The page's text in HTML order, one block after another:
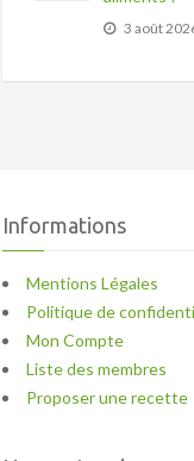
3 août
Informations
Mentions Légales
Politique de
Mon Compte
Liste des membres
Proposer une recette